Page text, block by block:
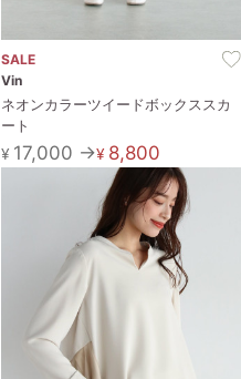
SALE
Vin
ネオンカラーツイードボックススカ
ート
¥17,000 →¥8,800